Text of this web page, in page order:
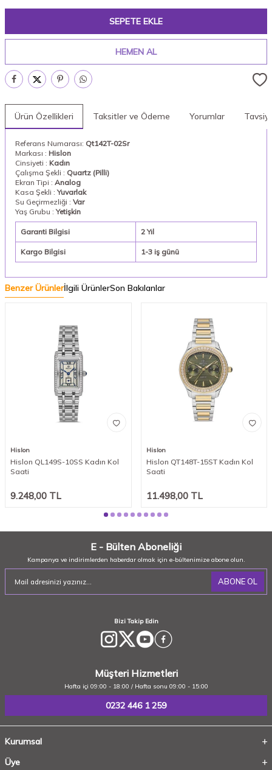
SEPETE EKLE
HEMEN AL
Ürün Özellikleri Taksitler ve Ödeme Yorumlar
Referans Numarası: Qt142T-02Sr
Markası : Hislon
Cinsiyeti : Kadın
Çalışma Şekli : Quartz (Pilli)
Ekran Tipi : Analog
Kasa Şekli :Yuvarlak
Su Geçirmezliği : Var
Yaş Grubu :Yetişkin
Garanti Bilgisi 2 Yıl
Kargo Bilgisi 1-3 iş günü
Benzer Ürünlerİlgili ÜrünlerSon Bakılanlar
Hislon
Hislon QL149S-10SS Kadın Kol
Saati
9.248,00 TL
Hislon
Hislon QT148T-15ST Kadın Kol
Saati
11.498,00TL
E - Bülten Aboneliği
Kampanya ve indirimlerden haberdar olmak için e-bültenimize abone olun.
ABONE OL
Bizi Takip Edin
Müşteri Hizmetleri
Hafta içi 09:00 - 18:00 / Hafta sonu 09:00 - 15:00
0232 446 1 259
Kurumsal
Üye